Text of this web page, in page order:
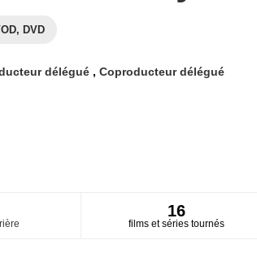
DVD
délégué , Coproducteur délégué
16
films et séries tournés